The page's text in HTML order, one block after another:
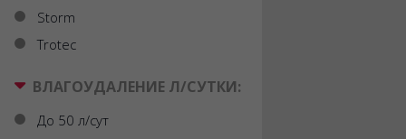
Storm
Trotec
ВЛАГОУДАЛЕНИЕ Л/СУТКИ:
До 50 л/сут